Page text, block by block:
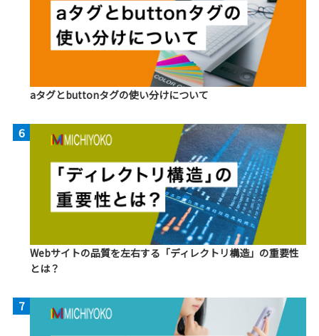
aタグとbuttonタグの使い分けについて
6
Webサイトの品質を左右する「ディレクトリ構造」の重要性
とは？
7